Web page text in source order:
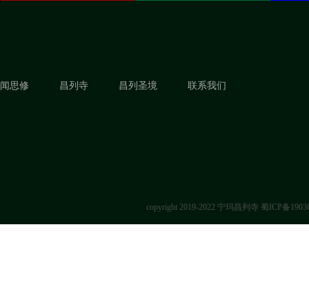
闻思修 昌列寺 昌列圣境 联系我们
copyright 2019-2022 宁玛昌列寺 蜀ICP备